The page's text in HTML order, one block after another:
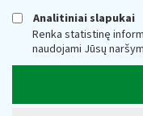
Analitiniai slapukai
Renka statistinę
naudojami Jūsų